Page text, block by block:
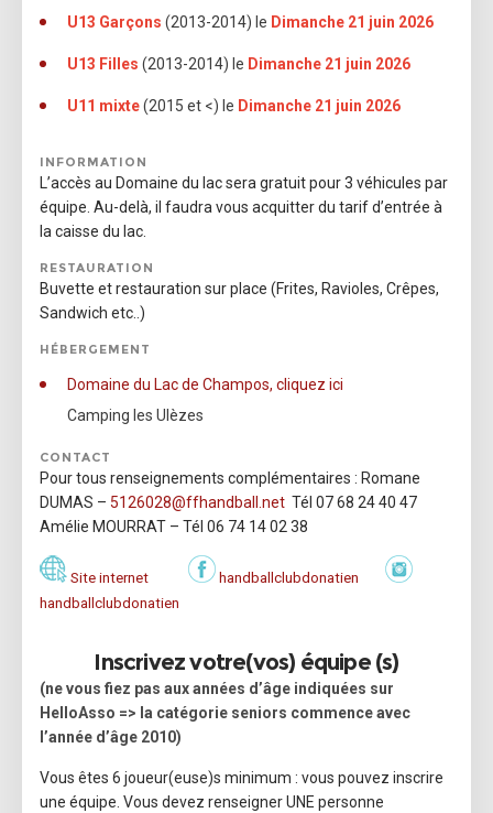
U13 Garçons(2013-2014) le Dimanche 21 juin 2026
U13 Filles(2013-2014) le Dimanche 21 juin 2026
U11 mixte(2015 et <) le Dimanche 21 juin 2026
INFORMATION
L’accès au Domaine du lac sera gratuit pour 3 véhicules par
équipe. Au-delà, il faudra vous acquitter du tarif d’entrée à
la caisse du lac.
RESTAURATION
Buvette et restauration sur place (Frites, Ravioles, Crêpes,
Sandwich etc..)
HÉBERGEMENT
Domaine du Lac de Champos, cliquez ici
Camping les Ulèzes
CONTACT
Pour tous renseignements complémentaires : Romane
DUMAS – 5126028@ffhandball.net Tél 07 68 24 40 47
Amélie MOURRAT – Tél 06 74 14 02 38
Site internet
handballclubdonatien
handballclubdonatien
Inscrivez votre(vos) équipe (s)
(ne vous fiez pas aux années d’âge indiquées sur
HelloAsso => la catégorie seniors commence avec
l’année d’âge 2010)
Vous êtes 6 joueur(euse)s minimum : vous pouvez inscrire
une équipe. Vous devez renseigner UNE personne